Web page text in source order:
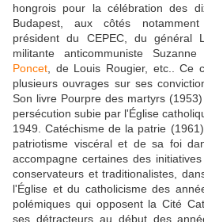
hongrois pour la célébration des
Budapest, aux côtés
président du CEPEC, du général
militante anticommuniste
Poncet , de Louis Rougier, etc.. Ce
plusieurs ouvrages sur ses
Son livre Pourpre des martyrs
persécution subie par l'Église
1949. Catéchisme de la patrie
patriotisme viscéral et de sa foi
accompagne certaines des
conservateurs et traditionalistes,
l'Église et du catholicisme des
polémiques qui opposent la Cité
ses détracteurs au début des